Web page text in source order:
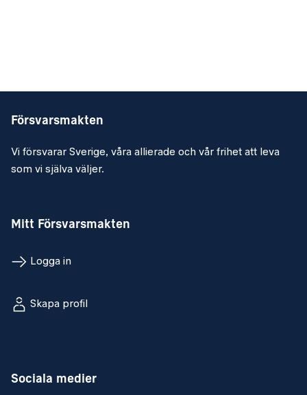
Försvarsmakten
Vi försvarar Sverige, våra allierade och vår frihet att leva
som vi själva väljer.
Mitt Försvarsmakten
Logga in
Skapa profil
Sociala medier